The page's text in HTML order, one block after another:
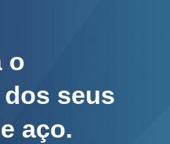
o
seus
aço.